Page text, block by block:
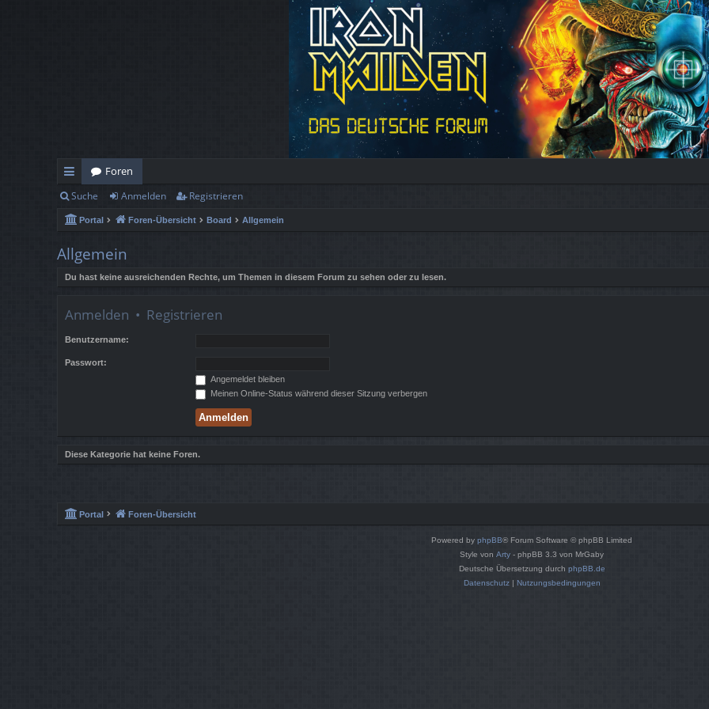
ch
ne
llz
ug
Foren
Suche Anmelden Registrieren
Portal Foren-Übersicht Board Allgemein
Allgemein
Du hast keine ausreichenden Rechte, um Themen in diesem Forum zu sehen oder zu lesen.
Anmelden • Registrieren
Benutzername:
Passwort:
Angemeldet bleiben
Meinen Online-Status während dieser Sitzung verbergen
Diese Kategorie hat keine Foren.
Portal Foren-Übersicht
Powered by phpBB® Forum Software © phpBB Limited
Style von Arty - phpBB 3.3 von MrGaby
Deutsche Übersetzung durch phpBB.de
Datenschutz| Nutzungsbedingungen